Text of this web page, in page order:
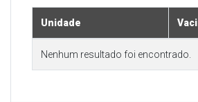
Unidade
Nenhum resultado foi encontrado.